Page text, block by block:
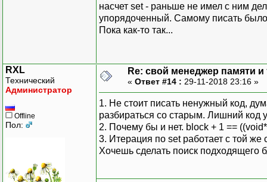
return 0;
}
free_block->
free_list=
}
};
насчет set - раньше не имел с ним
упорядоченный. Самому писать
Пока как-то так...
RXL
Технический
Администратор
Offline
Пол:
Re: свой менеджер памяти
« Ответ #14 : 29-11-2018 23:16 »
1. Не стоит писать ненужный код,
разбираться со старым. Лишний код
2. Почему бы и нет. block + 1 ==
3. Итерация по set работает с той
Хочешь сделать поиск подходящего